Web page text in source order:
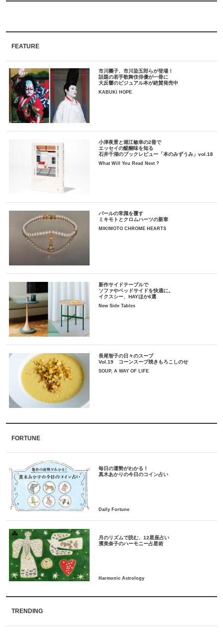
FEATURE
市川團子、市川染五郎らが登場！
話題の若手歌舞伎俳優が一冊に
大反響のビジュアル本が絶賛発売中
KABUKI HOPE
小津夜景と堀江敏幸の2冊で
エッセイの醍醐味を知る
石井千湖のブックレビュー「本のみずうみ」vol.18
What Will You Read Next ?
パールの常識を覆す
ミキモトとクロムハーツの新章
MIKIMOTO CHROME HEARTS
新作サイドテーブルで
ソファやベッドサイドを快適に。
イクスシー、HAYほか6選
New Side Tables
長尾智子の日々のスープ
Vol.19 コーンスープ焼きもろこしのせ
SOUP, A WAY OF LIFE
FORTUNE
毎日の運勢がわかる！
月のリズムで読む、12星座占い
TRENDING